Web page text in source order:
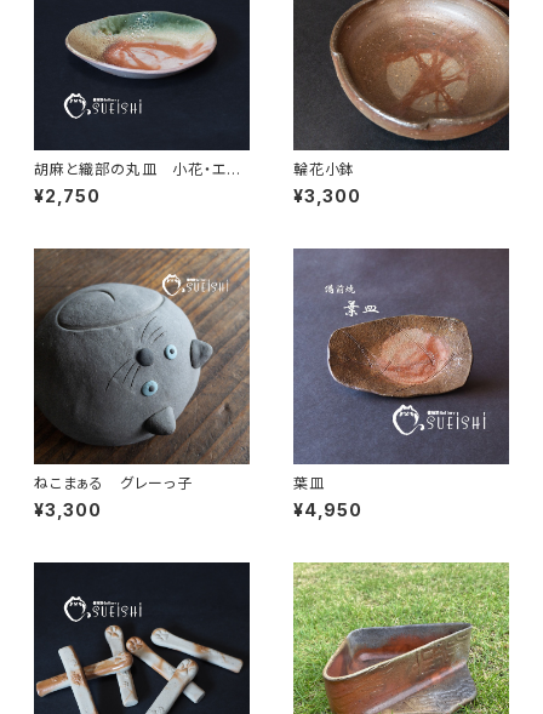
胡麻と織部の丸皿 小花・エン
ジン
¥2,750
輪花小鉢
¥3,300
ねこまぁる グレーっ子
¥3,300
葉皿
¥4,950